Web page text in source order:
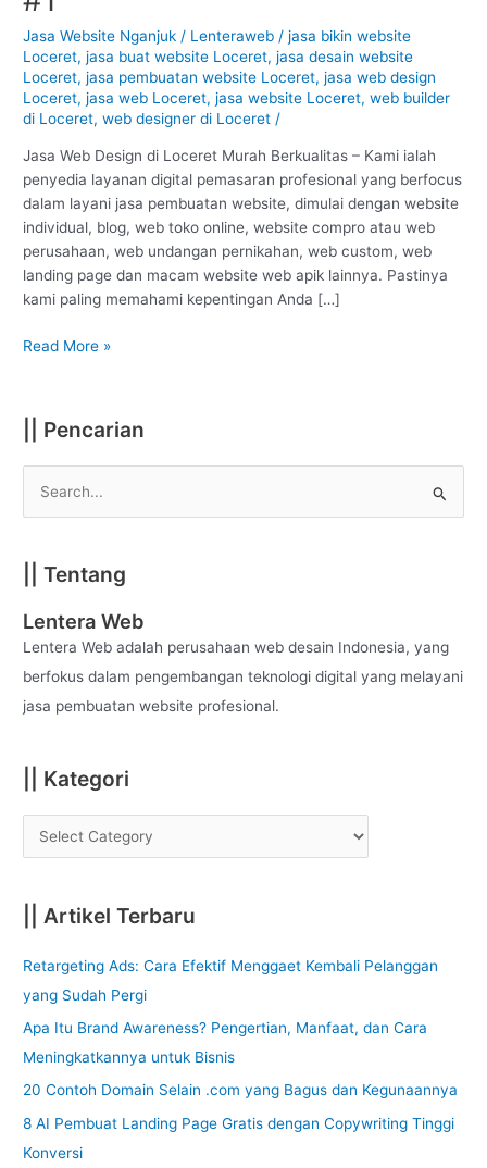
Jasa Website Nganjuk / Lenteraweb /jasa bikin website
Loceret,jasa buat website Loceret,jasa desain website
Loceret,jasa pembuatan website Loceret,jasa web design
Loceret,jasa web Loceret,jasa website Loceret,web builder
di Loceret,web designer di Loceret /
Jasa Web Design di Loceret Murah Berkualitas – Kami ialah
penyedia layanan digital pemasaran profesional yang berfocus
dalam layani jasa pembuatan website, dimulai dengan website
individual, blog, web toko online, website compro atau web
perusahaan, web undangan pernikahan, web custom, web
landing page dan macam website web apik lainnya. Pastinya
kami paling memahami kepentingan Anda […]
Loceret
–
Nganjuk
:
Murah
Berkualitas
#1
Read More »
|| Pencarian
r
c
h
f
o
|| Tentang
Lentera Web
Lentera Web adalah perusahaan web desain Indonesia, yang
berfokus dalam pengembangan teknologi digital yang melayani
jasa pembuatan website profesional.
|| Kategori
|| Artikel Terbaru
Retargeting Ads: Cara Efektif Menggaet Kembali Pelanggan
yang Sudah Pergi
Apa Itu Brand Awareness? Pengertian, Manfaat, dan Cara
Meningkatkannya untuk Bisnis
20 Contoh Domain Selain .com yang Bagus dan Kegunaannya
8 AI Pembuat Landing Page Gratis dengan Copywriting Tinggi
Konversi